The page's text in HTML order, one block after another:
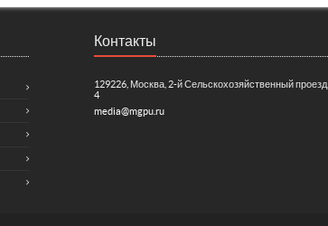
Контакты
129226, Москва, 2-й Сельскохозяйственный проезд,
4
media@mgpu.ru